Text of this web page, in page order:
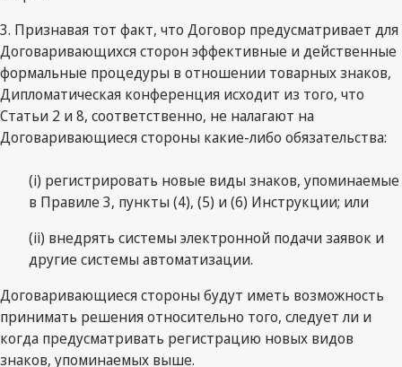
3. Признавая тот факт, что Договор предусматривает для
Договаривающихся сторон эффективные и действенные
формальные процедуры в отношении товарных знаков,
Дипломатическая конференция исходит из того, что
Статьи 2 и 8, соответственно, не налагают на
Договаривающиеся стороны какие-либо обязательства:
(i) регистрировать новые виды знаков, упоминаемые
в Правиле 3, пункты (4), (5) и (6) Инструкции; или
(ii) внедрять системы электронной подачи заявок и
другие системы автоматизации.
Договаривающиеся стороны будут иметь возможность
принимать решения относительно того, следует ли и
когда предусматривать регистрацию новых видов
знаков, упоминаемых выше.